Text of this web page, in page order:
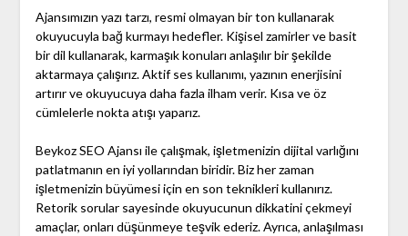
Ajansımızın yazı tarzı, resmi olmayan bir ton kullanarak
okuyucuyla bağ kurmayı hedefler. Kişisel zamirler ve basit
bir dil kullanarak, karmaşık konuları anlaşılır bir şekilde
aktarmaya çalışırız. Aktif ses kullanımı, yazının enerjisini
artırır ve okuyucuya daha fazla ilham verir. Kısa ve öz
cümlelerle nokta atışı yaparız.
Beykoz SEO Ajansı ile çalışmak, işletmenizin dijital varlığını
patlatmanın en iyi yollarından biridir. Biz her zaman
işletmenizin büyümesi için en son teknikleri kullanırız.
Retorik sorular sayesinde okuyucunun dikkatini çekmeyi
amaçlar, onları düşünmeye teşvik ederiz. Ayrıca, anlaşılması